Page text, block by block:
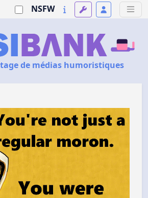
NSFW
de médias humoristiques